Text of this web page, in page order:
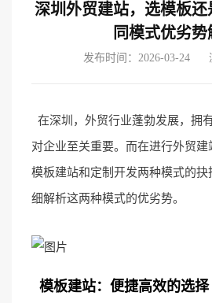
深圳外贸建站，选模板
同模式优劣势
发布时间：2026-03-24
在深圳，外贸行业蓬勃发展，拥
对企业至关重要。而在进行外贸
模板建站和定制开发两种模式的
细解析这两种模式的优劣势。
模板建站：便捷高效的选择